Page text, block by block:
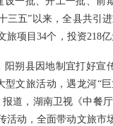
三五”以来，全县共引
旅项目34个，投资218
朔县因地制宜打好宣
文旅活动，遇龙河“
道，湖南卫视《中餐
活动，全面带动文旅市